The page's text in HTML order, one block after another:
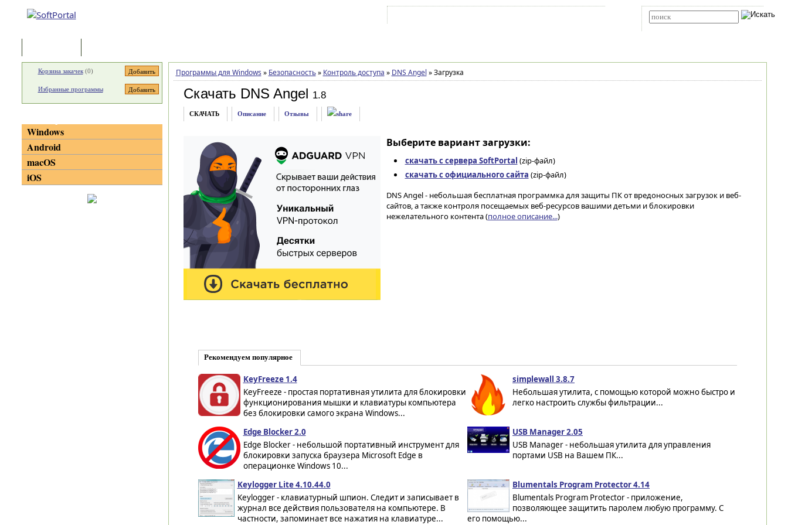
Программы для Windows » Безопасность » Контроль доступа » DNS Angel »Загрузка
Скачать DNS Angel 1.8
СКАЧАТЬ Описание Отзывы
Выберите вариант загрузки:
скачать с сервера SoftPortal (zip-файл)
скачать с официального сайта (zip-файл)
DNS Angel - небольшая бесплатная программка для защиты ПК от вредоносных загрузок и веб-
сайтов, а также контроля посещаемых веб-ресурсов вашими детьми и блокировки
нежелательного контента (полное описание...)
Рекомендуем популярное
KeyFreeze 1.4
KeyFreeze - простая портативная утилита для блокировки
функционирования мышки и клавиатуры компьютера
без блокировки самого экрана Windows...
simplewall 3.8.7
Небольшая утилита, с помощью которой можно быстро и
легко настроить службы фильтрации...
Edge Blocker 2.0
Edge Blocker - небольшой портативный инструмент для
блокировки запуска браузера Microsoft Edge в
операционке Windows 10...
USB Manager 2.05
USB Manager - небольшая утилита для управления
портами USB на Вашем ПК...
Keylogger Lite 4.10.44.0
Keylogger - клавиатурный шпион. Следит и записывает в
журнал все действия пользователя на компьютере. В
частности, запоминает все нажатия на клавиатуре...
Blumentals Program Protector 4.14
Blumentals Program Protector - приложение,
позволяющее защитить паролем любую программу. С
его помощью...
Корзина закачек(0)
Избранные программы
Windows
Android
macOS
iOS